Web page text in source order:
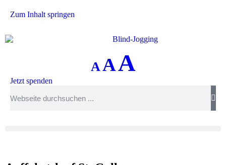
Zum Inhalt springen
AAA
Jetzt spenden